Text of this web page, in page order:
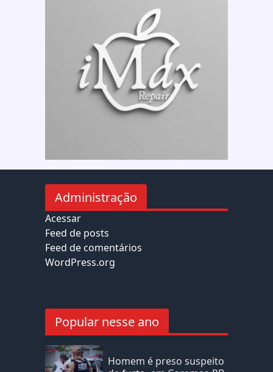
Administração
Acessar
Feed de posts
Feed de comentários
WordPress.org
Popular nesse ano
Homem é preso suspeito